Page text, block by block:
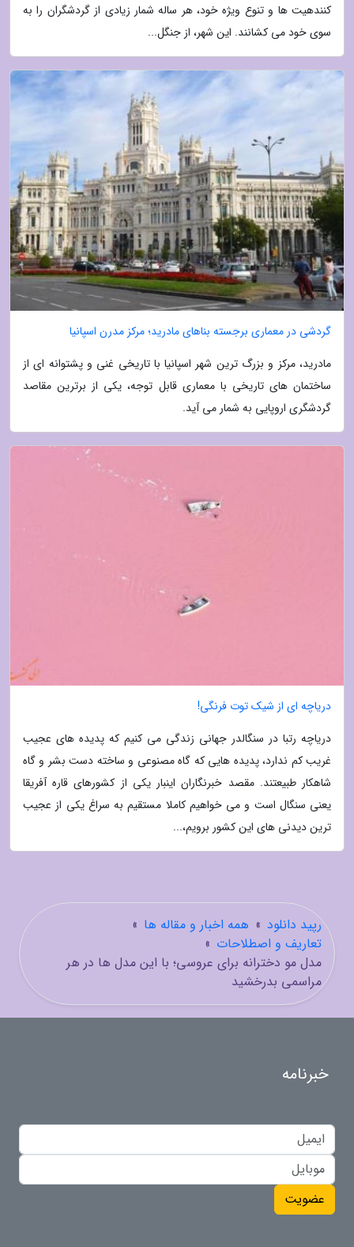
کنندهیت ها و تنوع ویژه خود، هر ساله شمار زیادی از گردشگران را به
سوی خود می کشانند. این شهر، از جنگل...
گردشی در معماری برجسته بناهای مادرید؛ مرکز مدرن اسپانیا
مادرید، مرکز و بزرگ ترین شهر اسپانیا با تاریخی غنی و پشتوانه ای از
ساختمان های تاریخی با معماری قابل توجه، یکی از برترین مقاصد
گردشگری اروپایی به شمار می آید.
دریاچه ای از شیک توت فرنگی!
دریاچه رتبا در سنگالدر جهانی زندگی می کنیم که پدیده های عجیب
غریب کم ندارد، پدیده هایی که گاه مصنوعی و ساخته دست بشر و گاه
شاهکار طبیعتند. مقصد خبرنگاران اینبار یکی از کشورهای قاره آفریقا
یعنی سنگال است و می خواهیم کاملا مستقیم به سراغ یکی از عجیب
ترین دیدنی های این کشور برویم،...
رپید دانلود » همه اخبار و مقاله ها »
تعاریف و اصطلاحات »
مدل مو دخترانه برای عروسی؛ با این مدل ها در هر
مراسمی بدرخشید
خبرنامه
عضویت